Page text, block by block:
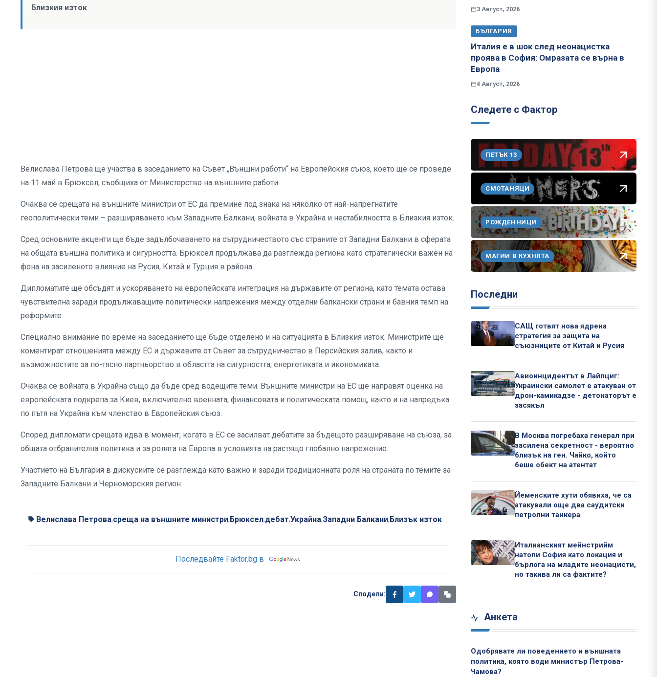
Близкия изток
Велислава Петрова ще участва в заседанието на Съвет „Външни работи“ на Европейския съюз, което ще се проведе
на 11 май в Брюксел, съобщиха от Министерство на външните работи.
Очаква се срещата на външните министри от ЕС да премине под знака на няколко от най-напрегнатите
геополитически теми – разширяването към Западните Балкани, войната в Украйна и нестабилността в Близкия изток.
Сред основните акценти ще бъде задълбочаването на сътрудничеството със страните от Западни Балкани в сферата
на общата външна политика и сигурността. Брюксел продължава да разглежда региона като стратегически важен на
фона на засиленото влияние на Русия, Китай и Турция в района.
Дипломатите ще обсъдят и ускоряването на европейската интеграция на държавите от региона, като темата остава
чувствителна заради продължаващите политически напрежения между отделни балкански страни и бавния темп на
реформите.
Специално внимание по време на заседанието ще бъде отделено и на ситуацията в Близкия изток. Министрите ще
коментират отношенията между ЕС и държавите от Съвет за сътрудничество в Персийския залив, както и
възможностите за по-тясно партньорство в областта на сигурността, енергетиката и икономиката.
Очаква се войната в Украйна също да бъде сред водещите теми. Външните министри на ЕС ще направят оценка на
европейската подкрепа за Киев, включително военната, финансовата и политическата помощ, както и на напредъка
по пътя на Украйна към членство в Европейския съюз.
Според дипломати срещата идва в момент, когато в ЕС се засилват дебатите за бъдещото разширяване на съюза, за
общата отбранителна политика и за ролята на Европа в условията на растящо глобално напрежение.
Участието на България в дискусиите се разглежда като важно и заради традиционната роля на страната по темите за
Западните Балкани и Черноморския регион.
Велислава Петрова,среща на външните министри,Брюксел,дебат,Украйна,Западни Балкани,Близък изток
Последвайте Faktor.bg в
Сподели:
3 Август, 2026
БЪЛГАРИЯ
Италия е в шок след неонацистка
проява в София: Омразата се върна в
Европа
4 Август, 2026
Следете с Фактор
ПЕТЪК 13
СМОТАНЯЦИ
РОЖДЕННИЦИ
МАГИИ В КУХНЯТА
Последни
САЩ готвят нова ядрена
стратегия за защита на
съюзниците от Китай и Русия
Авиоинцидентът в Лайпциг:
Украински самолет е атакуван от
дрон-камикадзе - детонаторът е
засякъл
В Москва погребаха генерал при
засилена секретност - вероятно
близък на ген. Чайко, който
беше обект на атентат
Йеменските хути обявиха, че са
атакували още два саудитски
петролни танкера
Италианският мейнстрийм
натопи София като локация и
бърлога на младите неонацисти,
но такива ли са фактите?
Анкета
Одобрявате ли поведението и външната
политика, която води министър Петрова-
Чамова?